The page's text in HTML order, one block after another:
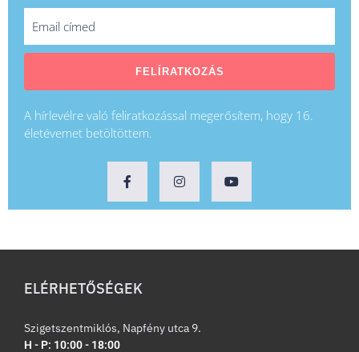
FELÍRATKOZÁS
A hírlevélre való feliratkozással megerősítem, hogy 16.
életévemet betöltöttem.
ELÉRHETŐSÉGEK
Szigetszentmiklós, Napfény utca 9.
H - P: 10:00 - 18:00